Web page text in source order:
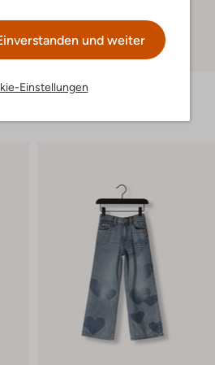
und weiter
Einstellungen
-40%
Vingino
Straight leg jeans